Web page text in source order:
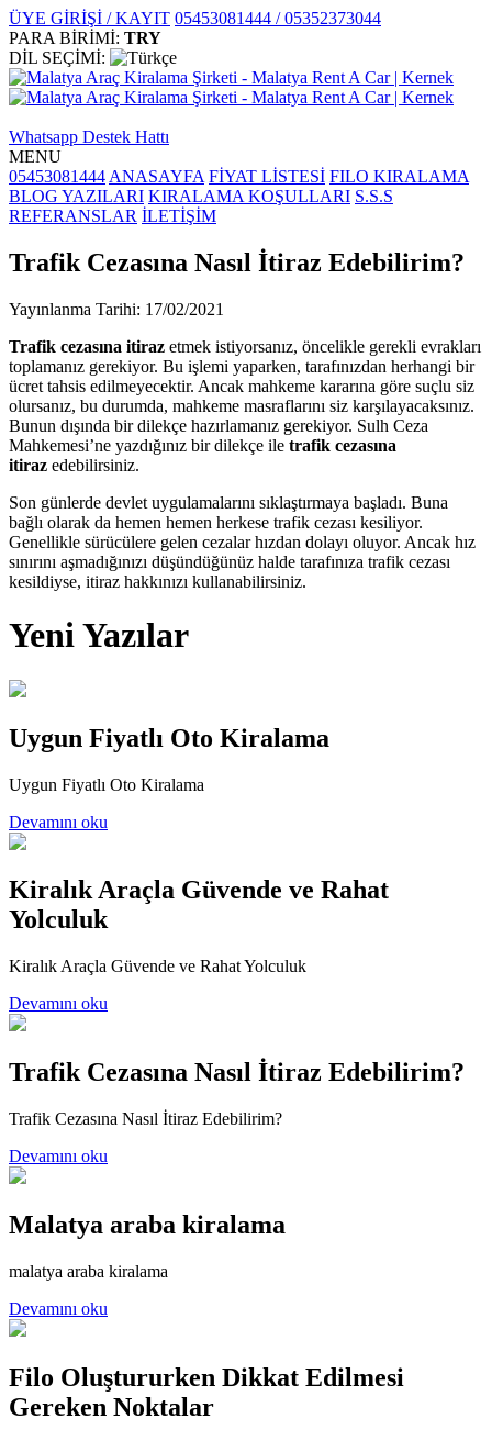
ÜYE GİRİŞİ / KAYIT 05453081444 / 05352373044
PARA BİRİMİ: TRY
DİL SEÇİMİ:
Whatsapp Destek Hattı
MENU
05453081444 ANASAYFA FİYAT LİSTESİ FILO KIRALAMA
BLOG YAZILARI KIRALAMA KOŞULLARI S.S.S
REFERANSLAR İLETİŞİM
Trafik Cezasına Nasıl İtiraz Edebilirim?
Yayınlanma Tarihi: 17/02/2021
Trafik cezasına itiraz etmek istiyorsanız, öncelikle gerekli evrakları
toplamanız gerekiyor. Bu işlemi yaparken, tarafınızdan herhangi bir
ücret tahsis edilmeyecektir. Ancak mahkeme kararına göre suçlu siz
olursanız, bu durumda, mahkeme masraflarını siz karşılayacaksınız.
Bunun dışında bir dilekçe hazırlamanız gerekiyor. Sulh Ceza
Mahkemesi’ne yazdığınız bir dilekçe ile trafik cezasına
itiraz edebilirsiniz.
Son günlerde devlet uygulamalarını sıklaştırmaya başladı. Buna
bağlı olarak da hemen hemen herkese trafik cezası kesiliyor.
Genellikle sürücülere gelen cezalar hızdan dolayı oluyor. Ancak hız
sınırını aşmadığınızı düşündüğünüz halde tarafınıza trafik cezası
kesildiyse, itiraz hakkınızı kullanabilirsiniz.
Yeni Yazılar
Uygun Fiyatlı Oto Kiralama
Uygun Fiyatlı Oto Kiralama
Devamını oku
Kiralık Araçla Güvende ve Rahat
Yolculuk
Kiralık Araçla Güvende ve Rahat Yolculuk
Devamını oku
Trafik Cezasına Nasıl İtiraz Edebilirim?
Trafik Cezasına Nasıl İtiraz Edebilirim?
Devamını oku
Malatya araba kiralama
malatya araba kiralama
Devamını oku
Filo Oluştururken Dikkat Edilmesi
Gereken Noktalar